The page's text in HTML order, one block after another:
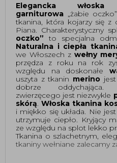
Elegancka
garniturowa „żabie
tkanina, która kojarzy się
Piana. Charakterystyczny
oczko”
Naturalna i ciepła
we Włoszech z wełny
przędza z roku na rok
względu na doskonałe
uszyta z tkanin merino
dobrze oddychająca.
zwierzęcego jest niezwykle
skórą. Włoska tkanina
i miękko się układa. Nie
utrzymuje ciepło. Kryjący
ze względu na splot lekko
Tkanina o szlachetnym,
tkaniny wełniane zalecamy